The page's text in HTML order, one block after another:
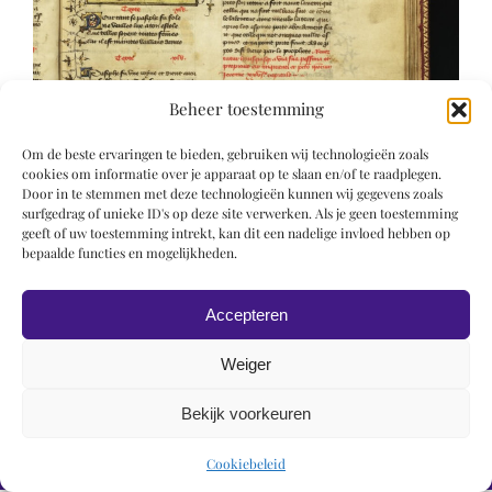
Beheer toestemming
Om de beste ervaringen te bieden, gebruiken wij technologieën zoals
cookies om informatie over je apparaat op te slaan en/of te raadplegen.
Door in te stemmen met deze technologieën kunnen wij gegevens zoals
surfgedrag of unieke ID's op deze site verwerken. Als je geen toestemming
geeft of uw toestemming intrekt, kan dit een nadelige invloed hebben op
bepaalde functies en mogelijkheden.
Accepteren
Weiger
Bekijk voorkeuren
Cookiebeleid
© 2019 Roel Wiechers | Powered by